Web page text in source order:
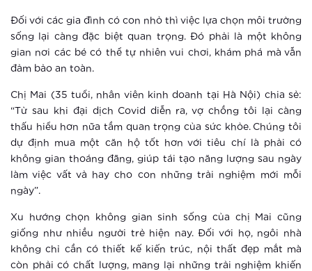
Đối với các gia đình có con nhỏ thì việc lựa chọn môi trường
sống lại càng đặc biệt quan trọng. Đó phải là một không
gian nơi các bé có thể tự nhiên vui chơi, khám phá mà vẫn
đảm bảo an toàn.
Chị Mai (35 tuổi, nhân viên kinh doanh tại Hà Nội) chia sẻ:
“Từ sau khi đại dịch Covid diễn ra, vợ chồng tôi lại càng
thấu hiểu hơn nữa tầm quan trọng của sức khỏe. Chúng tôi
dự định mua một căn hộ tốt hơn với tiêu chí là phải có
không gian thoáng đãng, giúp tái tạo năng lượng sau ngày
làm việc vất vả hay cho con những trải nghiệm mới mỗi
ngày”.
Xu hướng chọn không gian sinh sống của chị Mai cũng
giống như nhiều người trẻ hiện nay. Đối với họ, ngôi nhà
không chỉ cần có thiết kế kiến trúc, nội thất đẹp mắt mà
còn phải có chất lượng, mang lại những trải nghiệm khiến
Xem thêm
Ra mắt vườn Nhật tại Hà Nội
Xem thêm
Khám phá điểm “check in” mới cực
chất tại Hà Nội
Xem thêm
Vinhomes Smart City ra mắt phân khu
The Sapphire 3
Xem thêm